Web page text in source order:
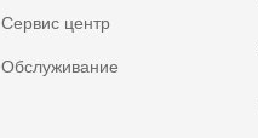
Сервис центр
Обслуживание